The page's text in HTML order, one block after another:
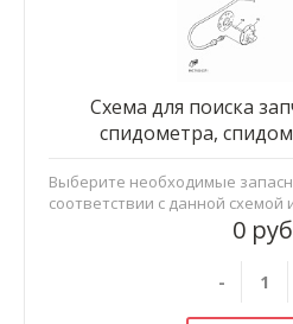
0
-
Схема для поиска
спидометра,
Выберите необходимые
соответствии с данной схемой